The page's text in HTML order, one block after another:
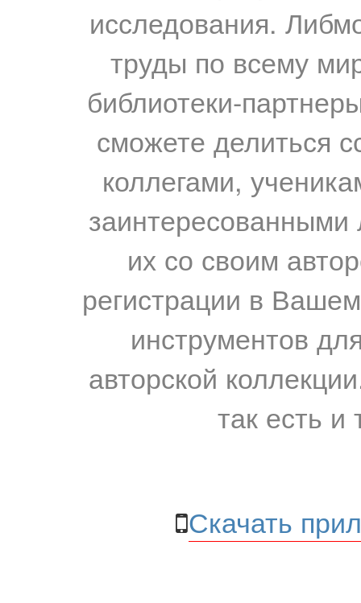
исследования.
труды по всему
библиотеки-
сможете делиться
коллегами,
их со своим
регистрации в
инструментов
авторской
так есть и
Скачать